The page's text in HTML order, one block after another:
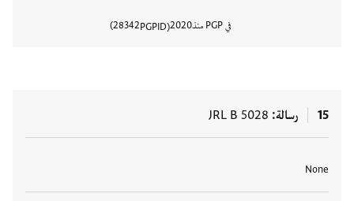
في PGP منذ 2020
PGPID
28342
15 رسالة JRL B 5028
None